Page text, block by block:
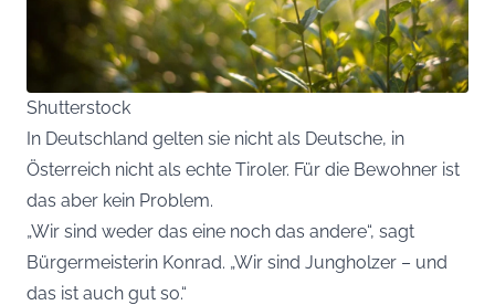
Shutterstock
In Deutschland gelten sie nicht als Deutsche, in
Österreich nicht als echte Tiroler. Für die Bewohner ist
das aber kein Problem.
„Wir sind weder das eine noch das andere“, sagt
Bürgermeisterin Konrad. „Wir sind Jungholzer – und
das ist auch gut so.“